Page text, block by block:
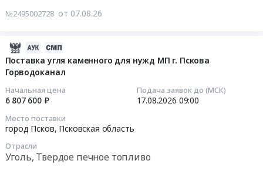
№2495002728 от 07.08.26
Поставка угля каменного для нужд МП г. Пскова
Горводоканал
Начальная цена
6 807 600 ₽
Подача заявок до (МСК)
17.08.2026 09:00
Место поставки
город Псков, Псковская область
Отрасли
Уголь, Твердое печное топливо